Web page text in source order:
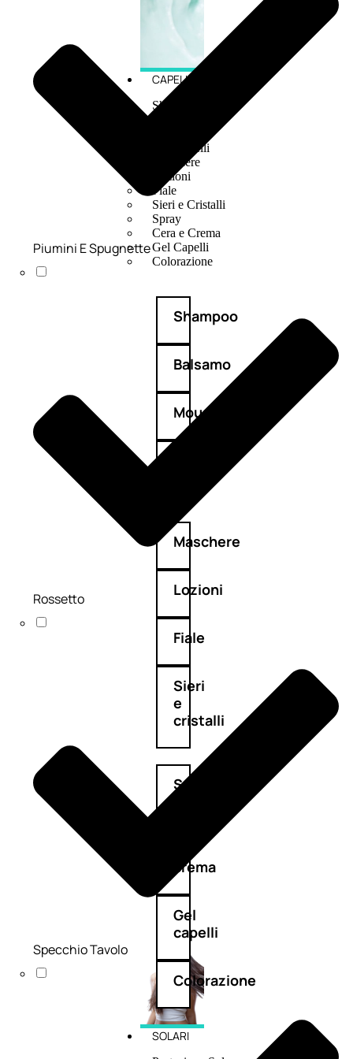
CAPELLI
Shampoo
Olii Capelli
Maschere
Lozioni
Fiale
Sieri e Cristalli
Spray
Cera e Crema
Gel Capelli
Colorazione
Shampoo
Balsamo
Mousse
capelli
Maschere
Lozioni
Fiale
Sieri
e
cristalli
Spray
crema
Gel
capelli
Colorazione
SOLARI
Piumini E Spugnette
Rossetto
Specchio Tavolo